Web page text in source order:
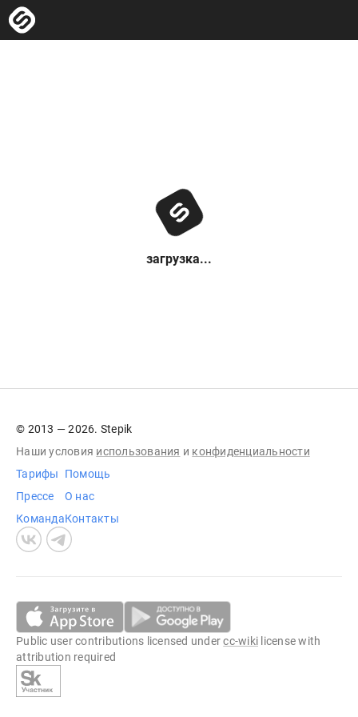
загрузка...
© 2013 — 2026. Stepik
Наши условия использования и конфиденциальности
Тарифы
Прессе
Команда
Помощь
О нас
Контакты
Public user contributions licensed undercc-wiki license with
attribution required